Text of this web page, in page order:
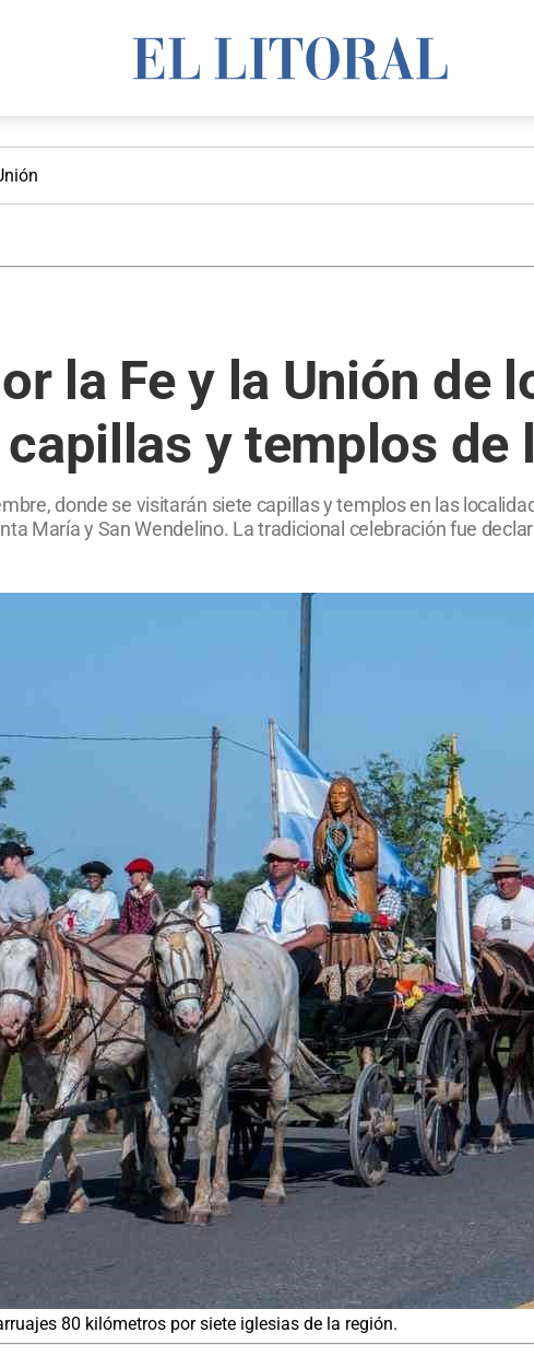
la Fe y la Unión de
y templos de
donde se visitarán siete capillas y templos en las
María y San Wendelino. La tradicional celebración fue
80 kilómetros por siete iglesias de la región.